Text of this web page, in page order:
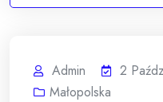
Admin
2
Małopolska